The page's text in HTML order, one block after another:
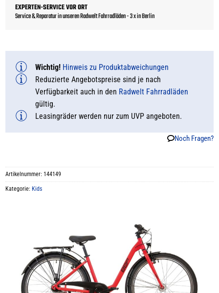
EXPERTEN-SERVICE VOR ORT
Service & Reparatur in unseren Radwelt Fahrradläden - 3 x in Berlin
Wichtig! Hinweis zu Produktabweichungen
Reduzierte Angebotspreise sind je nach
Verfügbarkeit auch in den Radwelt Fahrradläden
gültig.
Leasingräder werden nur zum UVP angeboten.
Noch Fragen?
Artikelnummer: 144149
Kategorie: Kids